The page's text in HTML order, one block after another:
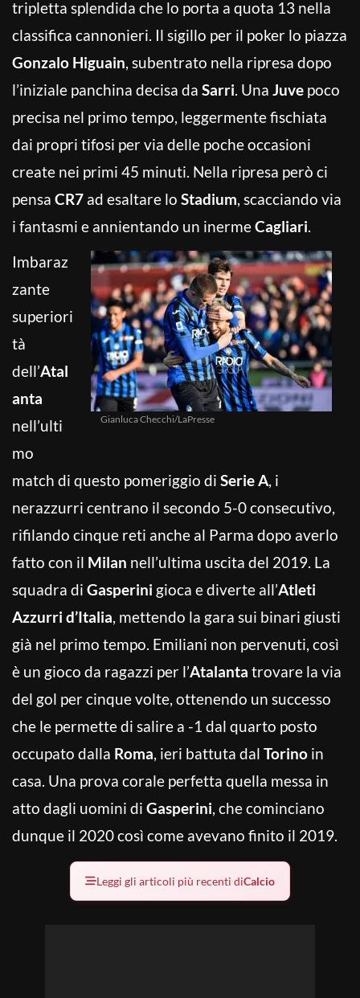
tripletta splendida che lo porta a quota 13 nella
classifica cannonieri. Il sigillo per il poker lo piazza
Gonzalo Higuain, subentrato nella ripresa dopo
l’iniziale panchina decisa da Sarri. Una Juve poco
precisa nel primo tempo, leggermente fischiata
dai propri tifosi per via delle poche occasioni
create nei primi 45 minuti. Nella ripresa però ci
pensa CR7 ad esaltare lo Stadium, scacciando via
i fantasmi e annientando un inermeCagliari.
Gianluca Checchi/LaPresse
Imbaraz
zante
superiori
tà
dell’Atal
anta
nell’ulti
mo
match di questo pomeriggio di Serie A, i
nerazzurri centrano il secondo 5-0 consecutivo,
rifilando cinque reti anche al Parma dopo averlo
fatto con il Milan nell’ultima uscita del 2019. La
squadra di Gasperini gioca e diverte all’Atleti
Azzurri d’Italia, mettendo la gara sui binari giusti
già nel primo tempo. Emiliani non pervenuti, così
è un gioco da ragazzi per l’Atalanta trovare la via
del gol per cinque volte, ottenendo un successo
che le permette di salire a -1 dal quarto posto
occupato dalla Roma, ieri battuta dal Torino in
casa. Una prova corale perfetta quella messa in
atto dagli uomini di Gasperini, che cominciano
dunque il 2020 così come avevano finito il 2019.
Leggi gli articoli più recenti diCalcio